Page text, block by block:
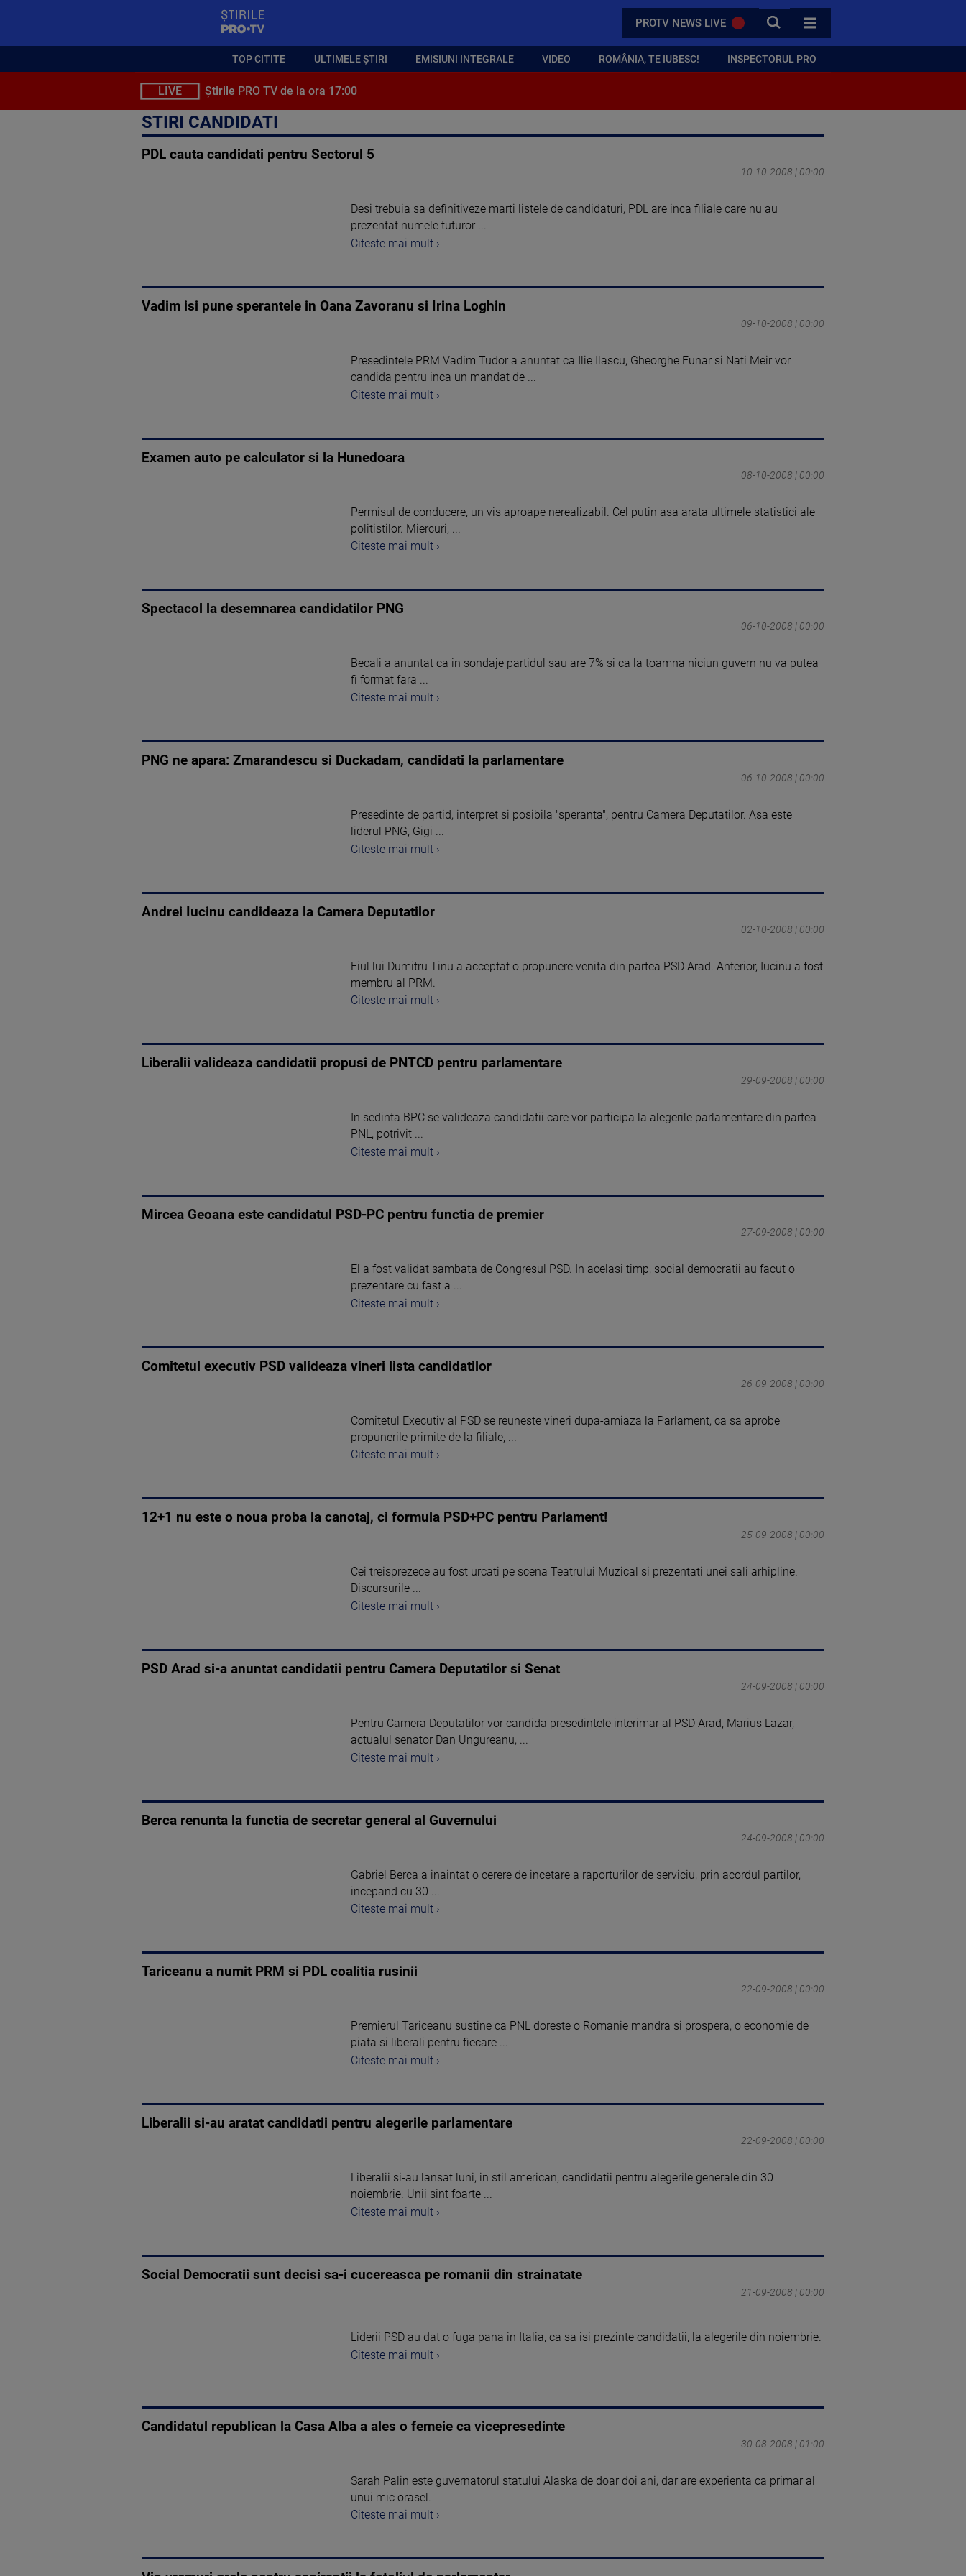
PROTV NEWS LIVE CAUTA
TOATE CATEGORIILE
TOP CITITE ULTIMELE ȘTIRI EMISIUNI INTEGRALE VIDEO ROMÂNIA, TE IUBESC! INSPECTORUL PRO
LIVE Știrile PRO TV de la ora 17:00
STIRI CANDIDATI
PDL cauta candidati pentru Sectorul 5
10-10-2008 | 00:00
Desi trebuia sa definitiveze marti listele de candidaturi, PDL are inca filiale care nu au
prezentat numele tuturor ...
Citeste mai mult ›
Vadim isi pune sperantele in Oana Zavoranu si Irina Loghin
09-10-2008 | 00:00
Presedintele PRM Vadim Tudor a anuntat ca Ilie Ilascu, Gheorghe Funar si Nati Meir vor
candida pentru inca un mandat de ...
Citeste mai mult ›
Examen auto pe calculator si la Hunedoara
08-10-2008 | 00:00
Permisul de conducere, un vis aproape nerealizabil. Cel putin asa arata ultimele statistici ale
politistilor. Miercuri, ...
Citeste mai mult ›
Spectacol la desemnarea candidatilor PNG
06-10-2008 | 00:00
Becali a anuntat ca in sondaje partidul sau are 7% si ca la toamna niciun guvern nu va putea
fi format fara ...
Citeste mai mult ›
PNG ne apara: Zmarandescu si Duckadam, candidati la parlamentare
06-10-2008 | 00:00
Presedinte de partid, interpret si posibila "speranta", pentru Camera Deputatilor. Asa este
liderul PNG, Gigi ...
Citeste mai mult ›
Andrei Iucinu candideaza la Camera Deputatilor
02-10-2008 | 00:00
Fiul lui Dumitru Tinu a acceptat o propunere venita din partea PSD Arad. Anterior, Iucinu a fost
membru al PRM.
Citeste mai mult ›
Liberalii valideaza candidatii propusi de PNTCD pentru parlamentare
29-09-2008 | 00:00
In sedinta BPC se valideaza candidatii care vor participa la alegerile parlamentare din partea
PNL, potrivit ...
Citeste mai mult ›
Mircea Geoana este candidatul PSD-PC pentru functia de premier
27-09-2008 | 00:00
El a fost validat sambata de Congresul PSD. In acelasi timp, social democratii au facut o
prezentare cu fast a ...
Citeste mai mult ›
Comitetul executiv PSD valideaza vineri lista candidatilor
26-09-2008 | 00:00
Comitetul Executiv al PSD se reuneste vineri dupa-amiaza la Parlament, ca sa aprobe
propunerile primite de la filiale, ...
Citeste mai mult ›
12+1 nu este o noua proba la canotaj, ci formula PSD+PC pentru Parlament!
25-09-2008 | 00:00
Cei treisprezece au fost urcati pe scena Teatrului Muzical si prezentati unei sali arhipline.
Discursurile ...
Citeste mai mult ›
PSD Arad si-a anuntat candidatii pentru Camera Deputatilor si Senat
24-09-2008 | 00:00
Pentru Camera Deputatilor vor candida presedintele interimar al PSD Arad, Marius Lazar,
actualul senator Dan Ungureanu, ...
Citeste mai mult ›
Berca renunta la functia de secretar general al Guvernului
24-09-2008 | 00:00
Gabriel Berca a inaintat o cerere de incetare a raporturilor de serviciu, prin acordul partilor,
incepand cu 30 ...
Citeste mai mult ›
Tariceanu a numit PRM si PDL coalitia rusinii
22-09-2008 | 00:00
Premierul Tariceanu sustine ca PNL doreste o Romanie mandra si prospera, o economie de
piata si liberali pentru fiecare ...
Citeste mai mult ›
Liberalii si-au aratat candidatii pentru alegerile parlamentare
22-09-2008 | 00:00
Liberalii si-au lansat luni, in stil american, candidatii pentru alegerile generale din 30
noiembrie. Unii sint foarte ...
Citeste mai mult ›
Social Democratii sunt decisi sa-i cucereasca pe romanii din strainatate
21-09-2008 | 00:00
Liderii PSD au dat o fuga pana in Italia, ca sa isi prezinte candidatii, la alegerile din noiembrie.
Citeste mai mult ›
Candidatul republican la Casa Alba a ales o femeie ca vicepresedinte
30-08-2008 | 01:00
Sarah Palin este guvernatorul statului Alaska de doar doi ani, dar are experienta ca primar al
unui mic orasel.
Citeste mai mult ›